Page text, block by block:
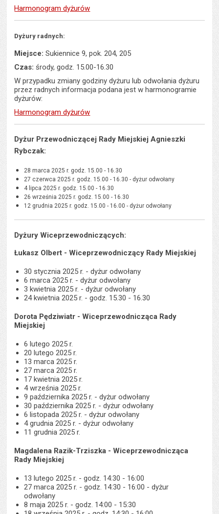
Harmonogram dyżurów
Dyżury radnych:
Miejsce: Sukiennice 9, pok. 204, 205
Czas: środy, godz. 15.00-16.30
W przypadku zmiany godziny dyżuru lub odwołania dyżuru
przez radnych informacja podana jest w harmonogramie
dyżurów:
Harmonogram dyżurów
Dyżur Przewodniczącej Rady Miejskiej Agnieszki
Rybczak:
28 marca 2025 r. godz. 15.00 - 16.30
27 czerwca 2025 r. godz. 15.00 - 16.30 - dyżur odwołany
4 lipca 2025 r. godz. 15.00 - 16.30
26 września 2025 r. godz. 15.00 - 16.30
12 grudnia 2025 r. godz. 15.00 - 16.00 - dyżur odwołany
Dyżury Wiceprzewodniczących:
Łukasz Olbert - Wiceprzewodniczący Rady Miejskiej
30 stycznia 2025 r. - dyżur odwołany
6 marca 2025 r. - dyżur odwołany
3 kwietnia 2025 r. - dyżur odwołany
24 kwietnia 2025 r. - godz. 15.30 - 16.30
Dorota Pędziwiatr - Wiceprzewodnicząca Rady
Miejskiej
6 lutego 2025 r.
20 lutego 2025 r.
13 marca 2025 r.
27 marca 2025 r.
17 kwietnia 2025 r.
4 września 2025 r.
9 października 2025 r. - dyżur odwołany
30 października 2025 r. - dyżur odwołany
6 listopada 2025 r. - dyżur odwołany
4 grudnia 2025 r. - dyżur odwołany
11 grudnia 2025 r.
Magdalena Razik-Trziszka - Wiceprzewodnicząca
Rady Miejskiej
13 lutego 2025 r. - godz. 14:30 - 16:00
27 marca 2025 r. - godz. 14:30 - 16:00 - dyżur
odwołany
8 maja 2025 r. - godz. 14:00 - 15:30